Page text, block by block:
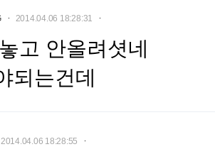
2014.04.06 18:28:31
고 안올려셧네
되는건데
2014.04.06 18:28:55